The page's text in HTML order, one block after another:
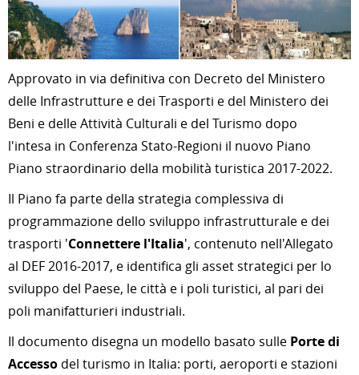
Approvato in via definitiva con Decreto del Ministero
delle Infrastrutture e dei Trasporti e del Ministero dei
Beni e delle Attività Culturali e del Turismo dopo
l'intesa in Conferenza Stato-Regioni il nuovo Piano
Piano straordinario della mobilità turistica 2017-2022.
Il Piano fa parte della strategia complessiva di
programmazione dello sviluppo infrastrutturale e dei
trasporti 'Connettere l'Italia', contenuto nell'Allegato
al DEF 2016-2017, e identifica gli asset strategici per lo
sviluppo del Paese, le città e i poli turistici, al pari dei
poli manifatturieri industriali.
Il documento disegna un modello basato sulle Porte di
Accesso del turismo in Italia: porti, aeroporti e stazioni